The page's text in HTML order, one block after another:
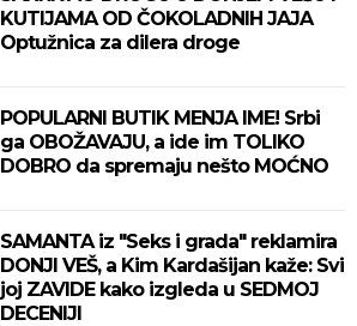
KUTIJAMA OD ČOKOLADNIH JAJA
Optužnica za dilera droge
POPULARNI BUTIK MENJA IME! Srbi
ga OBOŽAVAJU, a ide im TOLIKO
DOBRO da spremaju nešto MOĆNO
SAMANTA iz "Seks i grada" reklamira
DONJI VEŠ, a Kim Kardašijan kaže: Svi
joj ZAVIDE kako izgleda u SEDMOJ
DECENIJI